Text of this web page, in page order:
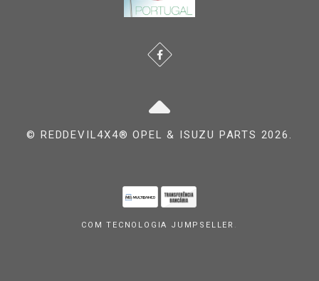
© REDDEVIL4X4® OPEL & ISUZU PARTS 2026.
COM TECNOLOGIA JUMPSELLER .